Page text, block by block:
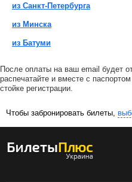
из Санкт-Петербурга
из Минска
из Батуми
После оплаты на ваш email будет
распечатайте и вместе с
стойке регистрации.
Чтобы забронировать билеты,